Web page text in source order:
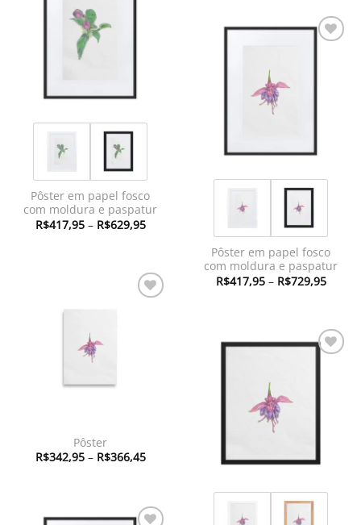
Pôster em papel fosco
com moldura e paspatur
R$417,95 – R$629,95Faixa
de
R$629,95
Pôster em papel fosco
com moldura e paspatur
R$417,95 – R$729,95Faixa
de
Pôster
R$342,95 – R$366,45Faixa
de
R$366,45